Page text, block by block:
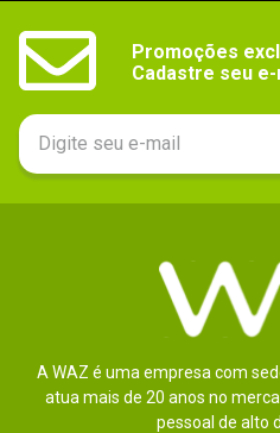
Promoções
Cadastre seu e-
A WAZ é uma empresa com
atua mais de 20 anos no
pessoal de alto